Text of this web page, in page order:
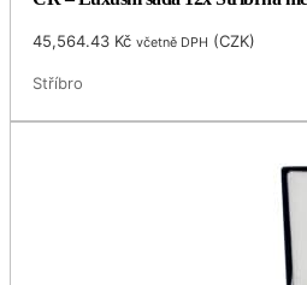
45,564.43 Kč včetně DPH (CZK)
Stříbro